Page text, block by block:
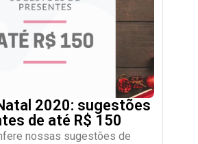
2020: sugestões
de até R$ 150
nossas sugestões de